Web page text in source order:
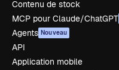
Contenu de stock
MCP pour Claude/ChatGPT
Agents Nouveau
API
Application mobile